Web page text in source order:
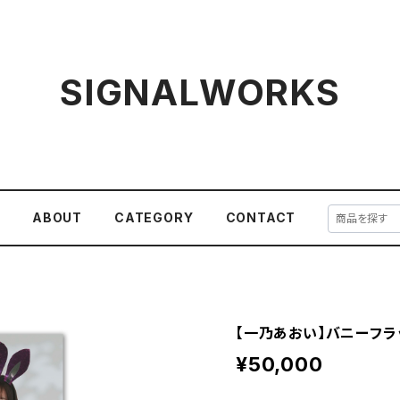
SIGNALWORKS
ABOUT CATEGORY CONTACT
【一乃あおい】バニーフ
¥50,000